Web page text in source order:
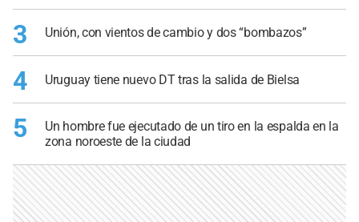
3 Unión, con vientos de cambio y dos “bombazos”
4 Uruguay tiene nuevo DT tras la salida de Bielsa
5
Un hombre fue ejecutado de un tiro en la espalda en la
zona noroeste de la ciudad